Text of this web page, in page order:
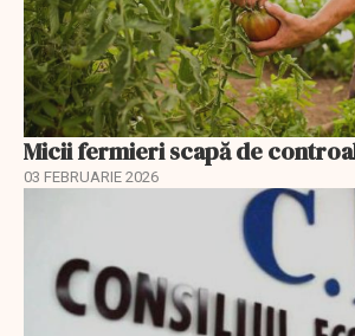
Micii fermieri scapă de
03 FEBRUARIE 2026